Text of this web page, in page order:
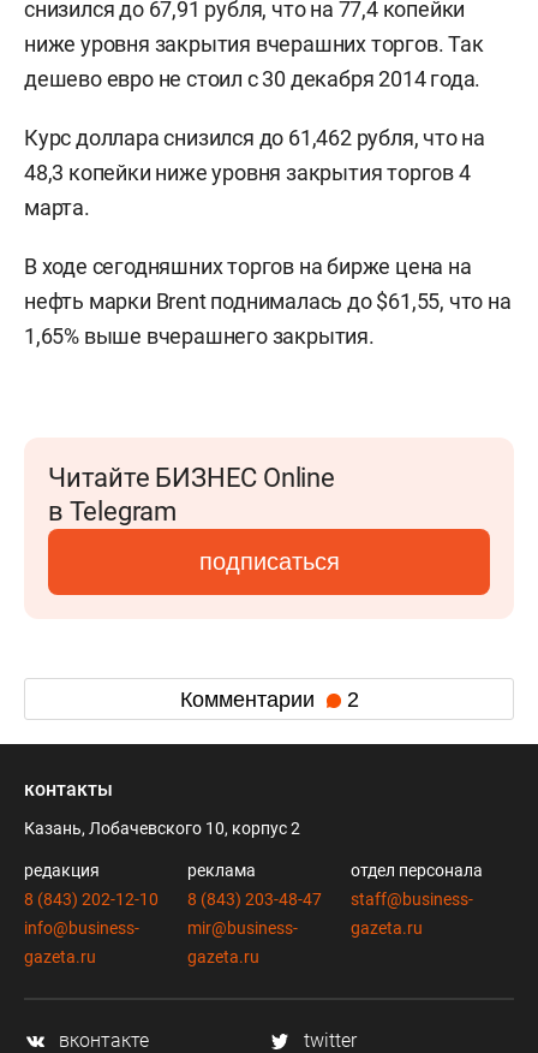
снизился до 67,91 рубля, что на 77,4 копейки
ниже уровня закрытия вчерашних торгов. Так
дешево евро не стоил с 30 декабря 2014 года.
Курс доллара снизился до 61,462 рубля, что на
48,3 копейки ниже уровня закрытия торгов 4
марта.
В ходе сегодняшних торгов на бирже цена на
нефть марки Brent поднималась до $61,55, что на
1,65% выше вчерашнего закрытия.
Читайте БИЗНЕС Online
в Telegram
подписаться
Комментарии 2
контакты
Казань, Лобачевского 10, корпус 2
редакция
8 (843) 202-12-10
info@business-
gazeta.ru
реклама
8 (843) 203-48-47
mir@business-
gazeta.ru
отдел персонала
staff@business-
gazeta.ru
вконтакте
twitter